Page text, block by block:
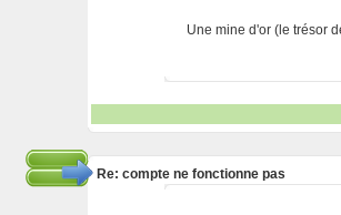
Une mine d'or (le trésor
Re: compte ne fonctionne pas